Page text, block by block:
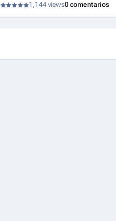
1,144 views0 comentarios